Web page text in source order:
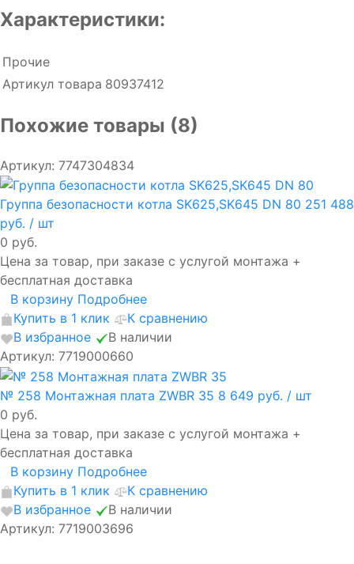
Характеристики:
Прочие
Артикул товара 80937412
Похожие товары (8)
Артикул: 7747304834
Группа безопасности котла SK625,SK645 DN 80 251 488
руб. / шт
0 руб.
Цена за товар, при заказе с услугой монтажа +
бесплатная доставка
В корзину Подробнее
Купить в 1 клик
К сравнению
В избранное
В наличии
Артикул: 7719000660
№ 258 Монтажная плата ZWBR 35 8 649 руб. / шт
0 руб.
Цена за товар, при заказе с услугой монтажа +
бесплатная доставка
В корзину Подробнее
Купить в 1 клик
К сравнению
В избранное
В наличии
Артикул: 7719003696